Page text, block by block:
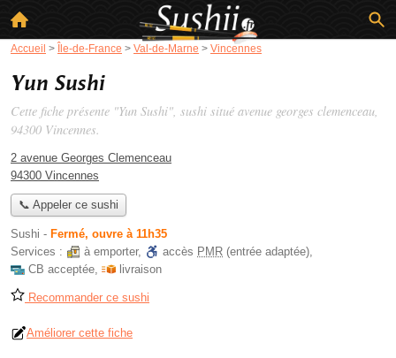
Accueil > Île-de-France > Val-de-Marne > Vincennes
Yun Sushi
Cette fiche présente "Yun Sushi", sushi situé avenue georges clemenceau,
94300 Vincennes.
2 avenue Georges Clemenceau
94300 Vincennes
📞 Appeler ce sushi
Sushi - Fermé, ouvre à 11h35
Services :
à emporter, accès PMR (entrée adaptée),
CB acceptée, livraison
Recommander ce sushi
Améliorer cette fiche